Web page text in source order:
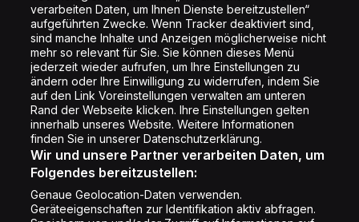
Folge uns
Rechtliches
Datenschutz
Cookie Liste
Cookie Einstellung
verarbeiten Daten, um Ihnen Dienste bereitzustellen“
aufgeführten Zwecke. Wenn Tracker deaktiviert sind,
sind manche Inhalte und Anzeigen möglicherweise nicht
mehr so relevant für Sie. Sie können dieses Menü
jederzeit wieder aufrufen, um Ihre Einstellungen zu
ändern oder Ihre Einwilligung zu widerrufen, indem Sie
auf den Link Voreinstellungen verwalten am unteren
Rand der Webseite klicken. Ihre Einstellungen gelten
innerhalb unseres Website. Weitere Informationen
finden Sie in unserer Datenschutzerklärung.
Wir und unsere Partner verarbeiten Daten, um
Folgendes bereitzustellen:
Genaue Geolocation-Daten verwenden.
Geräteeigenschaften zur Identifikation aktiv abfragen.